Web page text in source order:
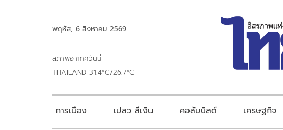
พฤหัส, 6 สิงหาคม 2569
สภาพอากาศวันนี้
THAILAND 31.4°C/26.7°C
การเมือง เปลว สีเงิน คอลัมนิสต์ เศรษฐกิจ